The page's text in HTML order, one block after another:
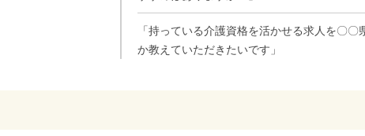
「持っている介護資格を活かせる求人を〇
か教えていただきたいです」